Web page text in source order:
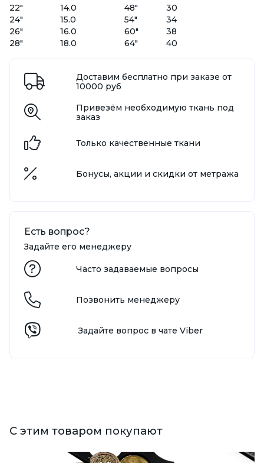
22"
14.0 48"
30
24"
15.0 54"
34
26"
16.0 60"
38
28"
18.0 64" 40
Доставим бесплатно при заказе от
10000 руб
Привезём необходимую ткань под
заказ
Только качественные ткани
Бонусы, акции и скидки от метража
Есть вопрос?
Задайте его менеджеру
Часто задаваемые вопросы
Позвонить менеджеру
Задайте вопрос в чате Viber
С этим товаром покупают